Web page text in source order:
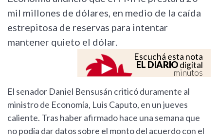
mil millones de dólares, en medio de la caída
estrepitosa de reservas para intentar
mantener quieto el dólar.
Escuchá esta nota
EL DIARIOdigital
minutos
El senador Daniel Bensusán criticó duramente al
ministro de Economía, Luis Caputo, en un jueves
caliente. Tras haber afirmado hace una semana que
no podía dar datos sobre el monto del acuerdo con el